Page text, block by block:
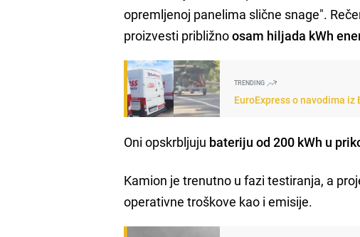
opremljenoj panelima slične snage".
proizvesti približnoosam hiljada kWh
TRENDING
EuroExpress o navodima
Oni opskrbljuju bateriju od 200 kWh u
Kamion je trenutno u fazi testiranja, a
operativne troškove kao i emisije.